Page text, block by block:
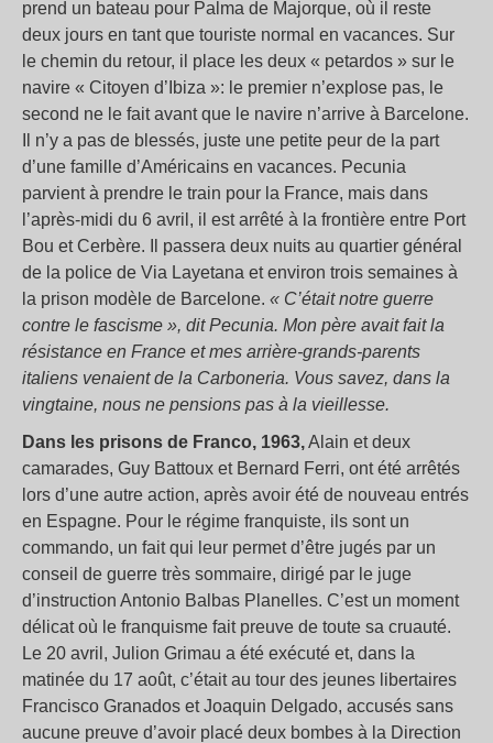
prend un bateau pour Palma de Majorque, où il reste
deux jours en tant que touriste normal en vacances. Sur
le chemin du retour, il place les deux « petardos » sur le
navire « Citoyen d’Ibiza »: le premier n’explose pas, le
second ne le fait avant que le navire n’arrive à Barcelone.
Il n’y a pas de blessés, juste une petite peur de la part
d’une famille d’Américains en vacances. Pecunia
parvient à prendre le train pour la France, mais dans
l’après-midi du 6 avril, il est arrêté à la frontière entre Port
Bou et Cerbère. Il passera deux nuits au quartier général
de la police de Via Layetana et environ trois semaines à
la prison modèle de Barcelone. « C’était notre guerre
contre le fascisme », dit Pecunia. Mon père avait fait la
résistance en France et mes arrière-grands-parents
italiens venaient de la Carboneria. Vous savez, dans la
vingtaine, nous ne pensions pas à la vieillesse.
Dans les prisons de Franco, 1963,Alain et deux
camarades, Guy Battoux et Bernard Ferri, ont été arrêtés
lors d’une autre action, après avoir été de nouveau entrés
en Espagne. Pour le régime franquiste, ils sont un
commando, un fait qui leur permet d’être jugés par un
conseil de guerre très sommaire, dirigé par le juge
d’instruction Antonio Balbas Planelles. C’est un moment
délicat où le franquisme fait preuve de toute sa cruauté.
Le 20 avril, Julion Grimau a été exécuté et, dans la
matinée du 17 août, c’était au tour des jeunes libertaires
Francisco Granados et Joaquin Delgado, accusés sans
aucune preuve d’avoir placé deux bombes à la Direction